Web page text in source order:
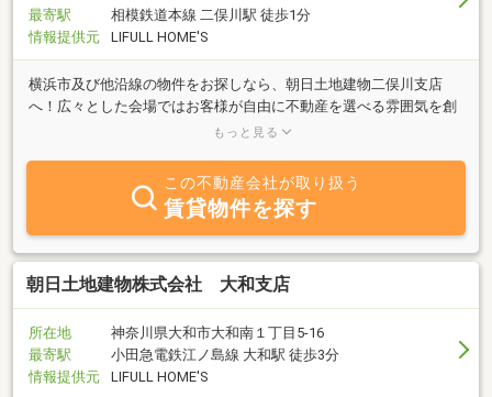
最寄駅
相模鉄道本線 二俣川駅 徒歩1分
情報提供元
LIFULL HOME'S
横浜市及び他沿線の物件をお探しなら、朝日土地建物二俣川支店
へ！広々とした会場ではお客様が自由に不動産を選べる雰囲気を創
っています。当社にしかない物件情報も多数！どうぞ、お気軽にご
もっと見る
この不動産会社が取り扱う
賃貸物件を探す
朝日土地建物株式会社 大和支店
所在地
神奈川県大和市大和南１丁目5-16
最寄駅
小田急電鉄江ノ島線 大和駅 徒歩3分
情報提供元
LIFULL HOME'S